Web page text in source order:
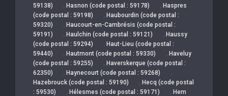
59138)
, Hasnon (code postal : 59178) , Haspres
(code postal : 59198)
, Haubourdin (code postal :
59320)
, Haucourt-en-Cambrésis (code postal :
59191)
, Haulchin (code postal : 59121) , Haussy
(code postal : 59294)
, Haut-Lieu (code postal :
59440)
, Hautmont (code postal : 59330) , Haveluy
(code postal : 59255)
, Haverskerque (code postal :
62350)
, Haynecourt (code postal : 59268) ,
Hazebrouck (code postal : 59190) , Hecq (code postal
: 59530)
, Hélesmes (code postal : 59171) , Hem